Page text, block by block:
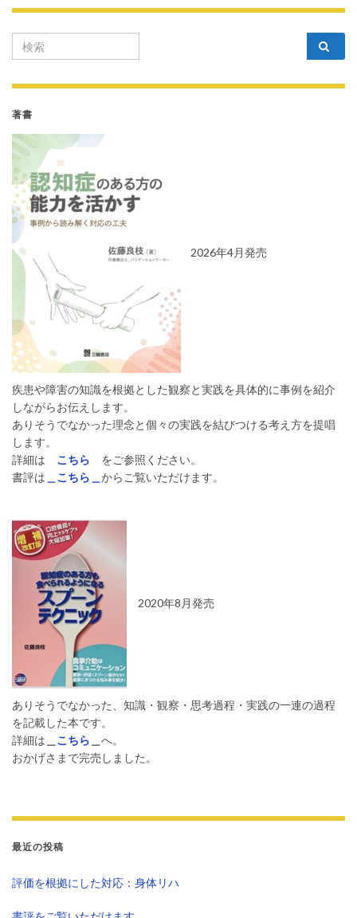
Search for:
著書
2026年4月発売
疾患や障害の知識を根拠とした観察と実践を具体的に事例を紹介
しながらお伝えします。
ありそうでなかった理念と個々の実践を結びつける考え方を提唱
します。
詳細は
こちら
をご参照ください。
書評は ＿こちら＿ からご覧いただけます。
2020年8月発売
ありそうでなかった、知識・観察・思考過程・実践の一連の過程
を記載した本です。
詳細は
こちら
へ。
おかげさまで完売しました。
最近の投稿
評価を根拠にした対応：身体リハ